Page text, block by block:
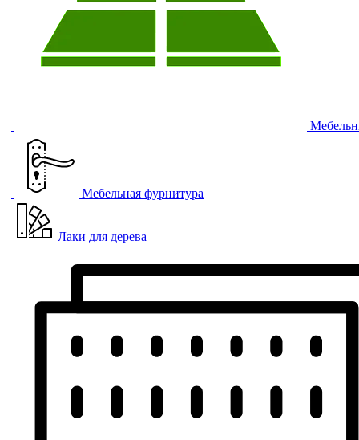
Мебельная фурнитура
Лаки для дерева